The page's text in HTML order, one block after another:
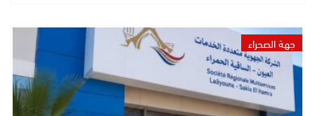
جهة الصحراء